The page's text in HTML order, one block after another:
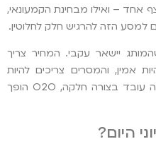
אחד – ואילו מבחינת הקמעונאי,
למסע הזה להרגיש חלק לחלוטין.
יישאר עקבי. המחיר צריך
אמין, והמסרים צריכים להיות
עקביים באתר ובחנות. כאשר כל זה עובד בצורה חלקה, O2O הופך